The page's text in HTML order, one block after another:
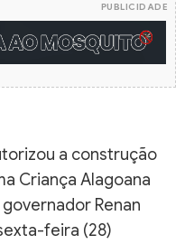
PUBLICIDADE
a construção
Criança Alagoana
Renan
feira (28)